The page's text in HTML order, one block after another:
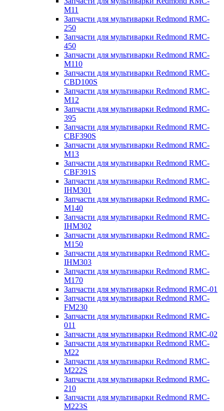
M11
Запчасти для мультиварки Redmond RMC-
250
Запчасти для мультиварки Redmond RMC-
450
Запчасти для мультиварки Redmond RMC-
M110
Запчасти для мультиварки Redmond RMC-
CBD100S
Запчасти для мультиварки Redmond RMC-
M12
Запчасти для мультиварки Redmond RMC-
395
Запчасти для мультиварки Redmond RMC-
CBF390S
Запчасти для мультиварки Redmond RMC-
M13
Запчасти для мультиварки Redmond RMC-
CBF391S
Запчасти для мультиварки Redmond RMC-
IHM301
Запчасти для мультиварки Redmond RMC-
M140
Запчасти для мультиварки Redmond RMC-
IHM302
Запчасти для мультиварки Redmond RMC-
M150
Запчасти для мультиварки Redmond RMC-
IHM303
Запчасти для мультиварки Redmond RMC-
M170
Запчасти для мультиварки Redmond RMC-01
Запчасти для мультиварки Redmond RMC-
FM230
Запчасти для мультиварки Redmond RMC-
011
Запчасти для мультиварки Redmond RMC-02
Запчасти для мультиварки Redmond RMC-
M22
Запчасти для мультиварки Redmond RMC-
M222S
Запчасти для мультиварки Redmond RMC-
210
Запчасти для мультиварки Redmond RMC-
M223S